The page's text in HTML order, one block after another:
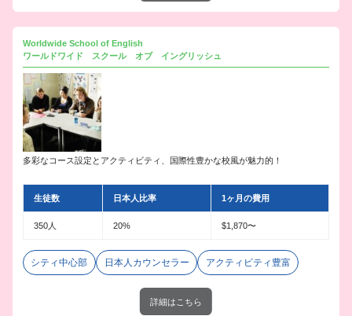
Worldwide School of English
ワールドワイド スクール オブ イングリッシュ
多彩なコース設定とアクティビティ、国際性豊かな校風が魅力的！
生徒数 日本人比率 1ヶ月の費用
350人 20% $1,870〜
シティ中心部 日本人カウンセラー アクティビティ豊富
詳細はこちら